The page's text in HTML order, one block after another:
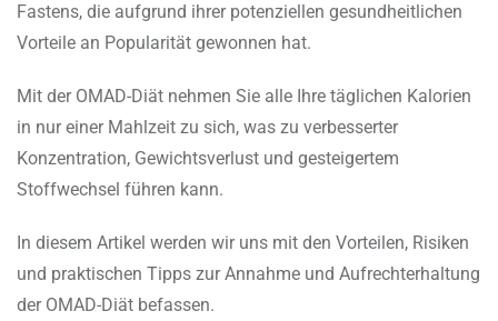
Fastens, die aufgrund ihrer potenziellen gesundheitlichen
Vorteile an Popularität gewonnen hat.
Mit der OMAD-Diät nehmen Sie alle Ihre täglichen Kalorien
in nur einer Mahlzeit zu sich, was zu verbesserter
Konzentration, Gewichtsverlust und gesteigertem
Stoffwechsel führen kann.
In diesem Artikel werden wir uns mit den Vorteilen, Risiken
und praktischen Tipps zur Annahme und Aufrechterhaltung
der OMAD-Diät befassen.